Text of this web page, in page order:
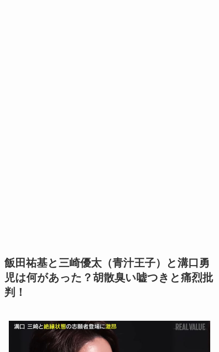
飯田祐基と三崎優太（青汁王子）と溝口勇
児は何があった？胡散臭い嘘つきと痛烈批
判！